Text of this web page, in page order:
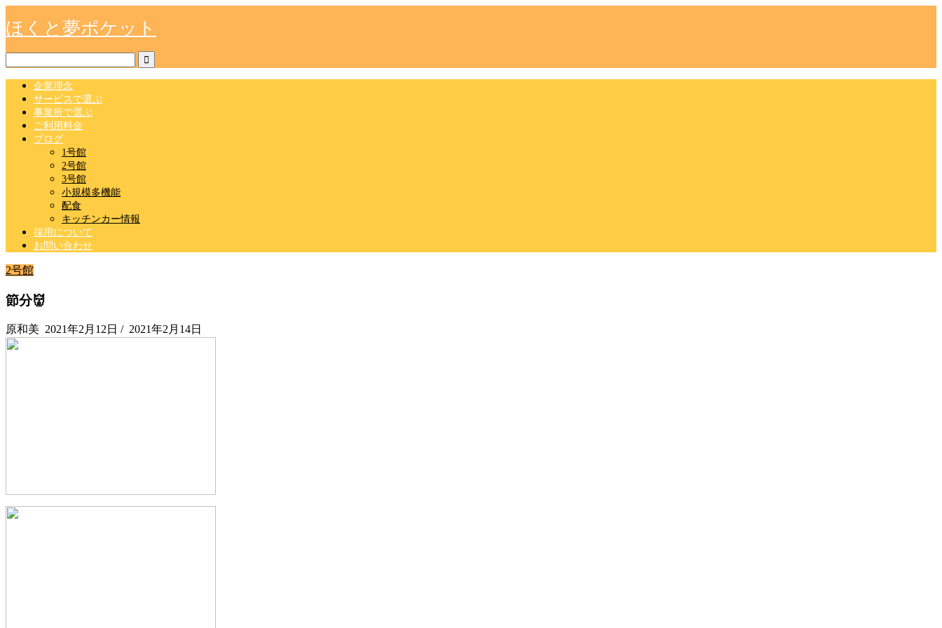
ほくと夢ポケット
企業理念
サービスで選ぶ
事業所で選ぶ
ご利用料金
ブログ
1号館
2号館
3号館
小規模多機能
配食
キッチンカー情報
採用について
お問い合わせ
2号館
節分👹
原和美 2021年2月12日 / 2021年2月14日